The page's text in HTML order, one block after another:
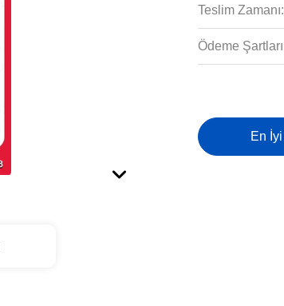
Teslim Zamanı:
Ödeme
En İyi